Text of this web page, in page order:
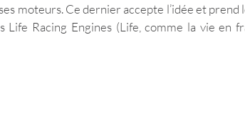
moteurs. Ce dernier accepte l’idée et prend
Life Racing Engines (Life, comme la vie en